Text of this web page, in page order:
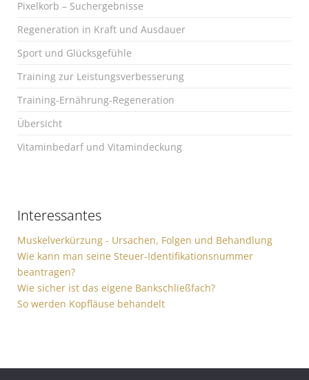
Pixelkorb – Suchergebnisse
Regeneration in Kraft und Ausdauer
Sport und Glücksgefühle
Training zur Leistungsverbesserung
Training-Ernährung-Regeneration
Übersicht
Vitaminbedarf und Vitamindeckung
Interessantes
Muskelverkürzung - Ursachen, Folgen und Behandlung
Wie kann man seine Steuer-Identifikationsnummer
beantragen?
Wie sicher ist das eigene Bankschließfach?
So werden Kopfläuse behandelt